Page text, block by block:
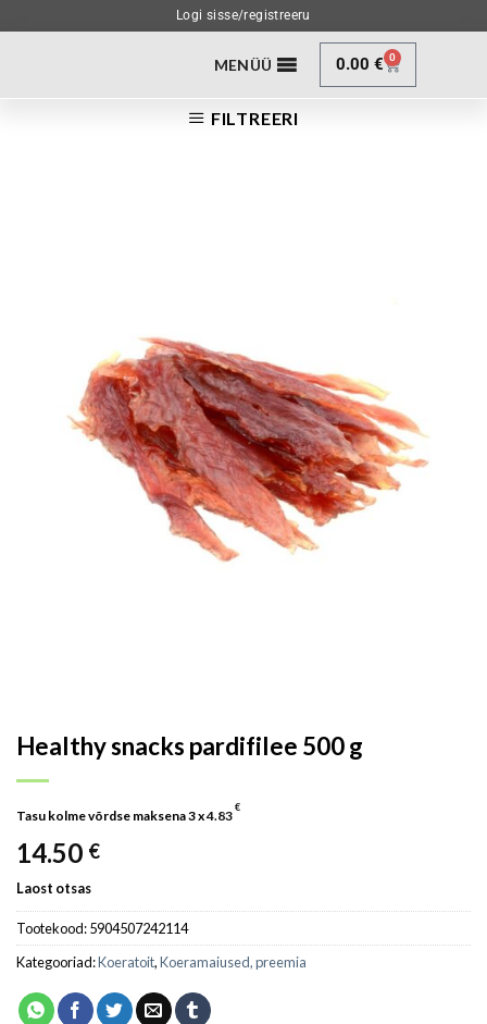
Logi sisse/registreeru
MENÜÜ 0.00€ 0
FILTREERI
Healthy snacks pardifilee 500 g
Tasu kolme võrdse maksena 3 x4.83
€
14.50 €
Laost otsas
Tootekood:5904507242114
Kategooriad:Koeratoit,Koeramaiused, preemia